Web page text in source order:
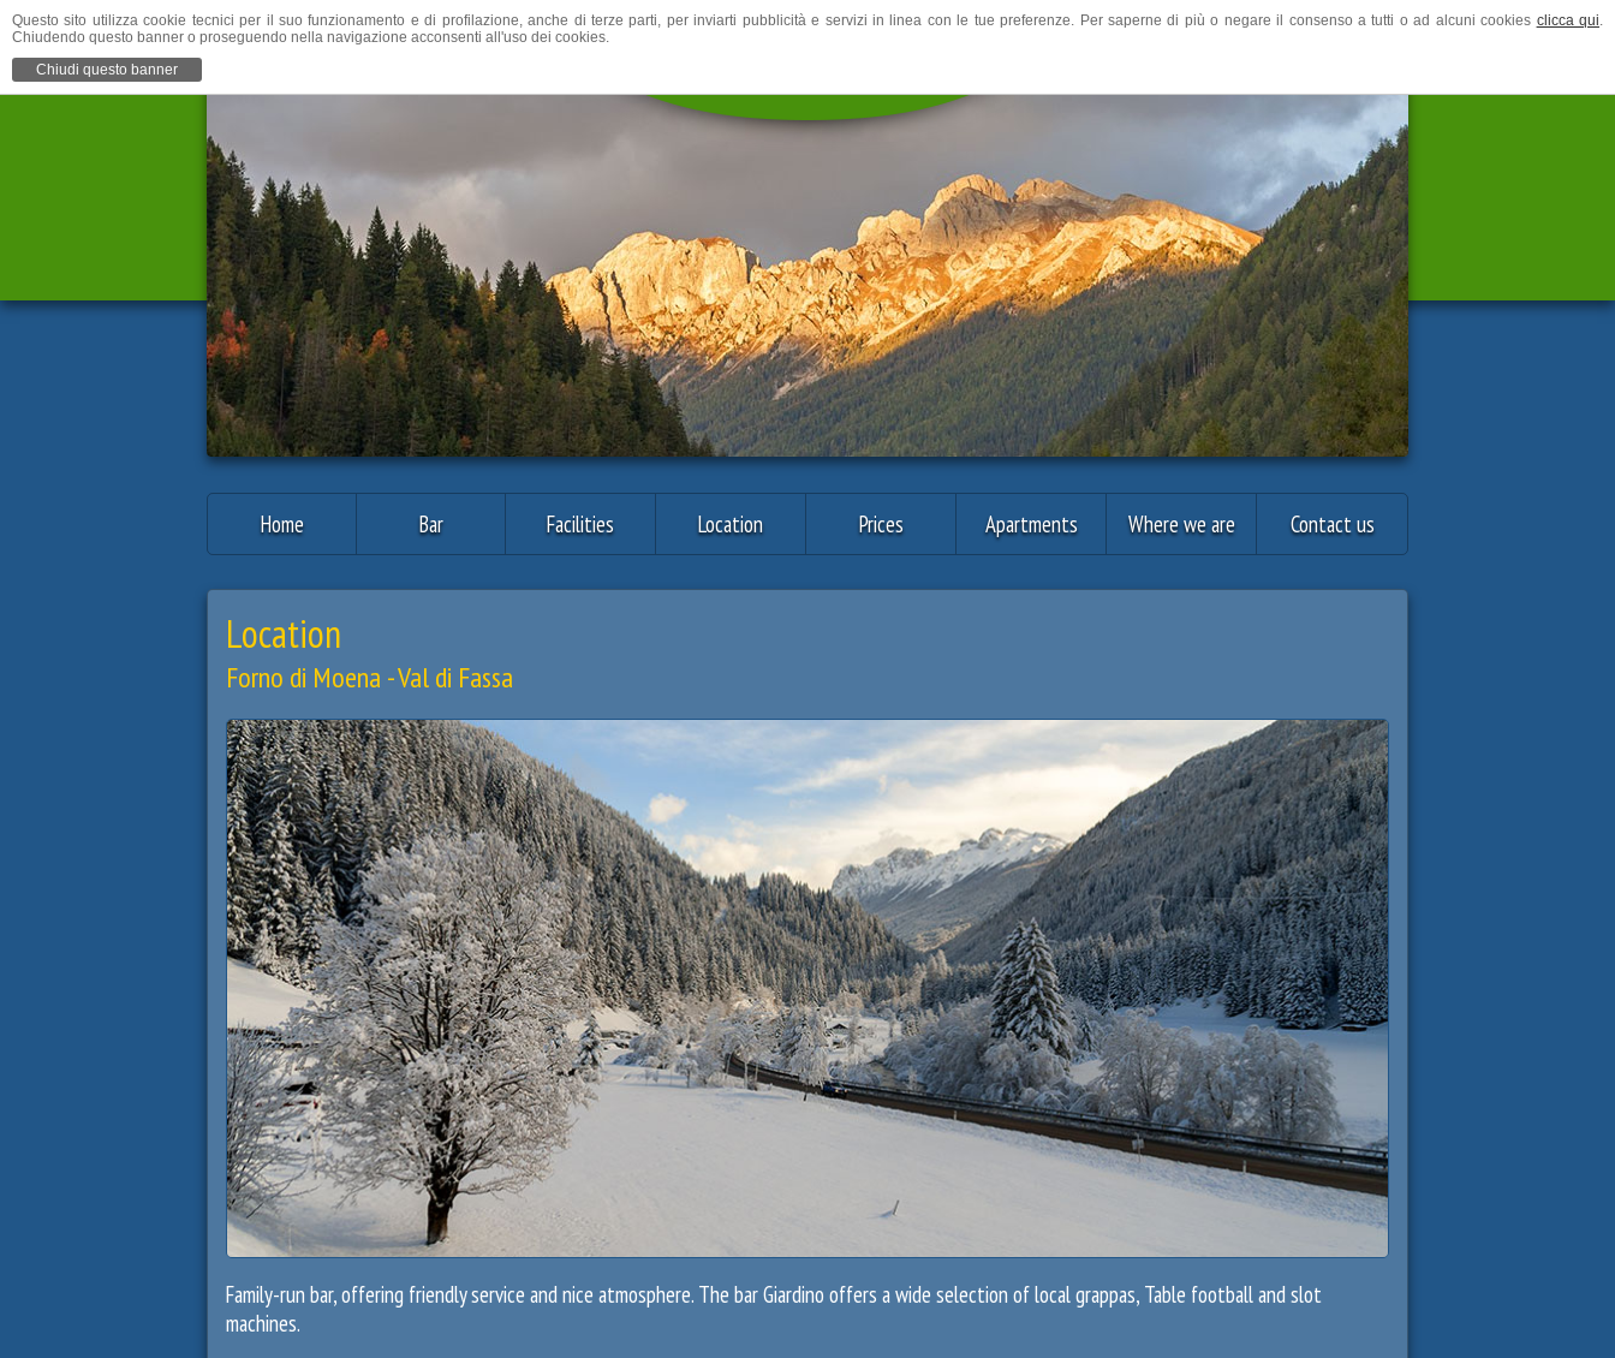
Home Bar Facilities Location Prices Apartments Where we are Contact us
Location
Forno di Moena - Val di Fassa
Family-run bar, offering friendly service and nice atmosphere. The bar Giardino offers a wide selection of local grappas, Table football and slot
machines.
Questo sito utilizza cookie tecnici per il suo funzionamento e di profilazione, anche di terze parti, per inviarti pubblicità e servizi in linea con le tue preferenze. Per saperne di più o negare il consenso a tutti o ad alcuni cookies clicca qui.
Chiudendo questo banner o proseguendo nella navigazione acconsenti all'uso dei cookies.
Chiudi questo banner